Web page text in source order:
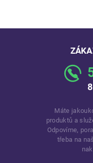
Máte
produktů a
Odpovíme,
třeba na